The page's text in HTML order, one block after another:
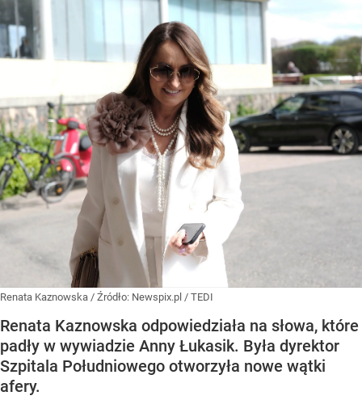
Renata Kaznowska / Źródło: Newspix.pl / TEDI
Renata Kaznowska odpowiedziała na słowa, które
padły w wywiadzie Anny Łukasik. Była dyrektor
Szpitala Południowego otworzyła nowe wątki
afery.